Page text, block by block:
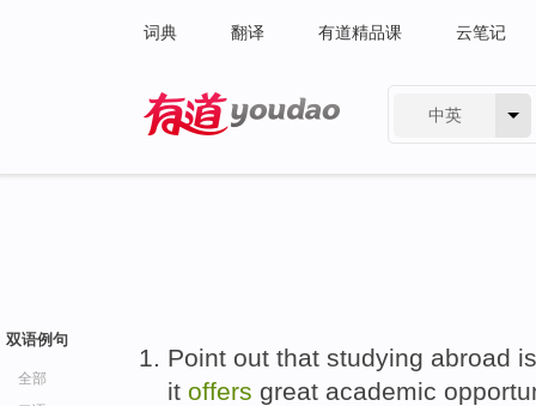
词典 翻译 有道精品课 云笔记
中英
双语例句
全部
Point out that studying abroad is
it offers great academic